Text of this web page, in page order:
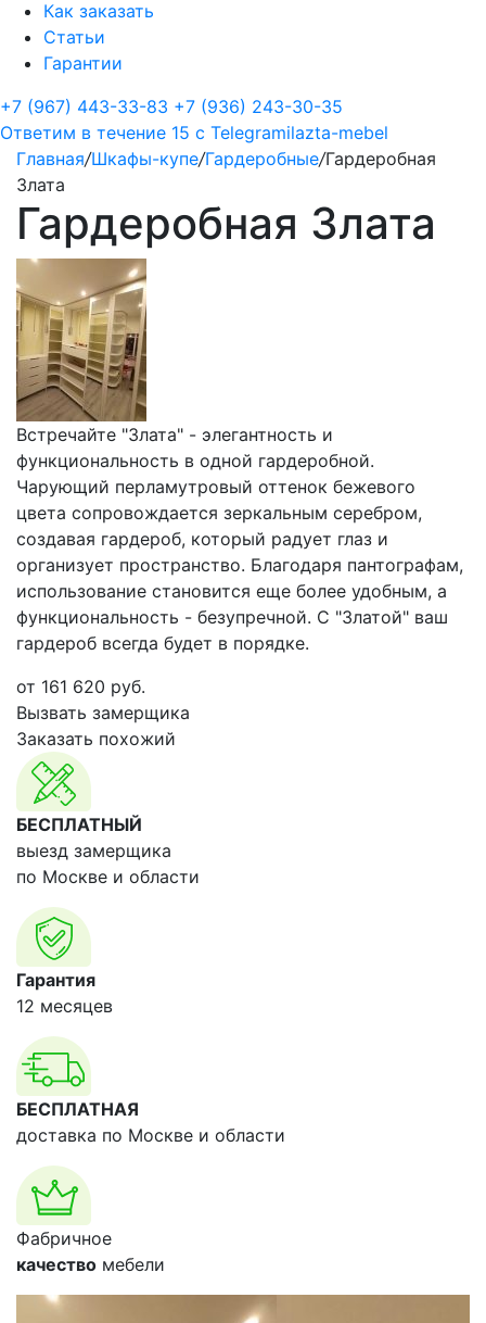
Как заказать
Статьи
Гарантии
+7 (967) 443-33-83 +7 (936) 243-30-35
Ответим в течение 15 с Telegramilazta-mebel
Главная/Шкафы-купе/Гардеробные/Гардеробная
Злата
Гардеробная Злата
Встречайте "Злата" - элегантность и
функциональность в одной гардеробной.
Чарующий перламутровый оттенок бежевого
цвета сопровождается зеркальным серебром,
создавая гардероб, который радует глаз и
организует пространство. Благодаря пантографам,
использование становится еще более удобным, а
функциональность - безупречной. С "Златой" ваш
гардероб всегда будет в порядке.
от 161 620 руб.
Вызвать замерщика
Заказать похожий
БЕСПЛАТНЫЙ
выезд замерщика
по Москве и области
Гарантия
12 месяцев
БЕСПЛАТНАЯ
доставка по Москве и области
Фабричное
качество мебели